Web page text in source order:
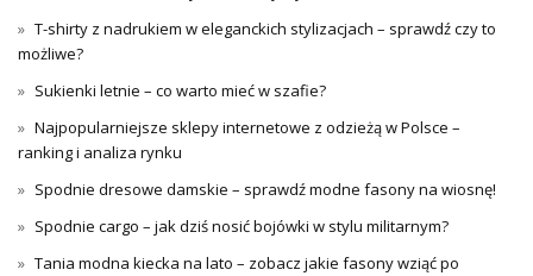
T-shirty z nadrukiem w eleganckich stylizacjach – sprawdź czy to
możliwe?
Sukienki letnie – co warto mieć w szafie?
Najpopularniejsze sklepy internetowe z odzieżą w Polsce –
ranking i analiza rynku
Spodnie dresowe damskie – sprawdź modne fasony na wiosnę!
Spodnie cargo – jak dziś nosić bojówki w stylu militarnym?
Tania modna kiecka na lato – zobacz jakie fasony wziąć po